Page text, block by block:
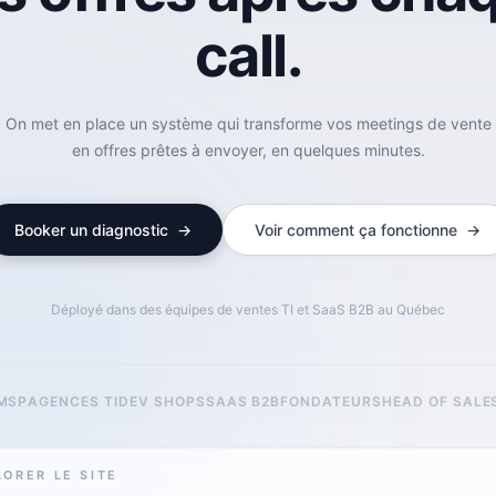
call.
On met en place un système qui transforme vos meetings de vente
en offres prêtes à envoyer, en quelques minutes.
Booker un diagnostic → Voir comment ça fonctionne →
Déployé dans des équipes de ventes TI et SaaS B2B au Québec
AGENCES TI DEV SHOPS SAAS B2B FONDATEURS HEAD OF
LE SITE